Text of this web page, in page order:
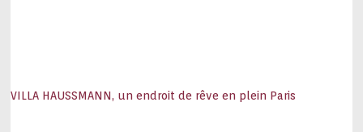
VILLA HAUSSMANN, un endroit de rêve en plein Paris